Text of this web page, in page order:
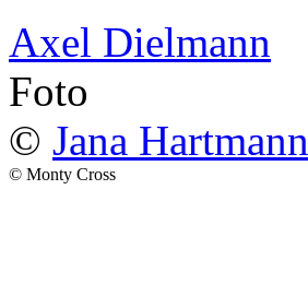
Axel Dielmann
Foto
© Jana Hartmann
© Monty Cross